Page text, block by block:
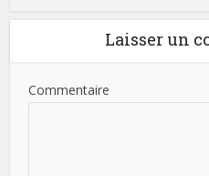
Laisser un
Commentaire